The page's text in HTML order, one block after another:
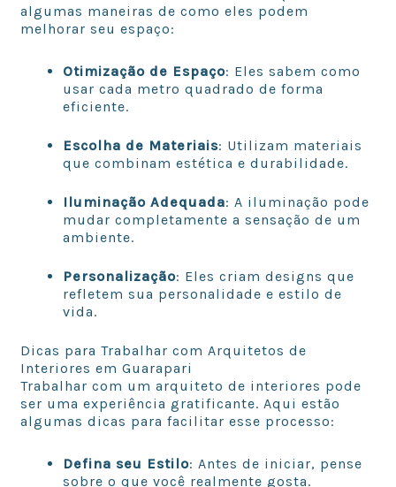
algumas maneiras de como eles podem
melhorar seu espaço:
Otimização de Espaço: Eles sabem como
usar cada metro quadrado de forma
eficiente.
Escolha de Materiais: Utilizam materiais
que combinam estética e durabilidade.
Iluminação Adequada: A iluminação pode
mudar completamente a sensação de um
ambiente.
Personalização: Eles criam designs que
refletem sua personalidade e estilo de
vida.
Dicas para Trabalhar com Arquitetos de
Interiores em Guarapari
Trabalhar com um arquiteto de interiores pode
ser uma experiência gratificante. Aqui estão
algumas dicas para facilitar esse processo:
Defina seu Estilo: Antes de iniciar, pense
sobre o que você realmente gosta.